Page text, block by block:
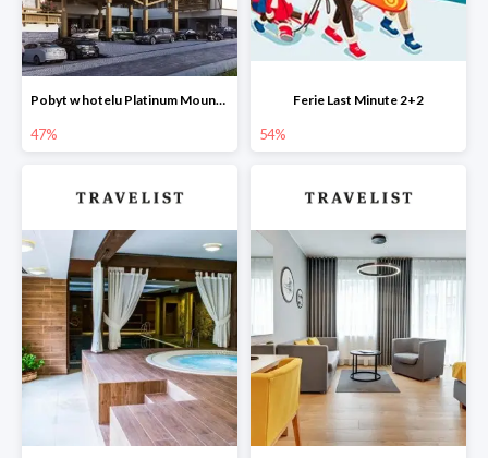
Pobyt w hotelu Platinum Mountain Hotel & SPA -47%
47%
Ferie Last Minute 2+2
54%